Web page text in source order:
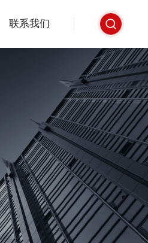
联系我们